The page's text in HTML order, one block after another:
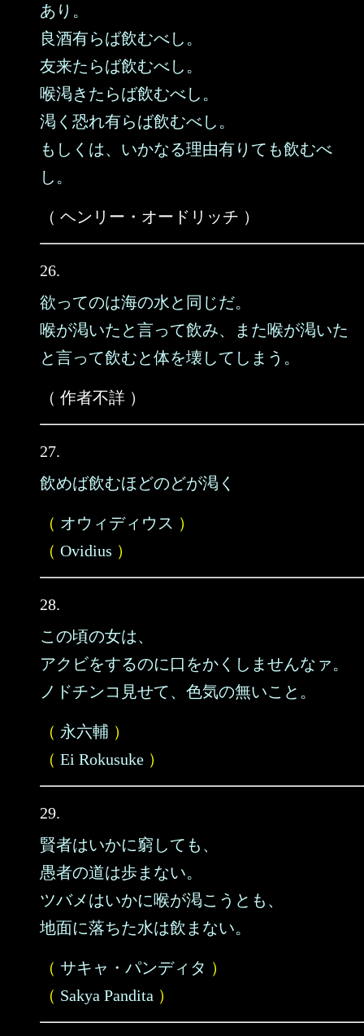
あり。
良酒有らば飲むべし。
友来たらば飲むべし。
喉渇きたらば飲むべし。
渇く恐れ有らば飲むべし。
もしくは、いかなる理由有りても飲むべ
し。
（ ヘンリー・オードリッチ ）
26.
欲ってのは海の水と同じだ。
喉が渇いたと言って飲み、また喉が渇いた
と言って飲むと体を壊してしまう。
（ 作者不詳 ）
27.
飲めば飲むほどのどが渇く
（ オウィディウス ）
（ Ovidius ）
28.
この頃の女は、
アクビをするのに口をかくしませんなァ。
ノドチンコ見せて、色気の無いこと。
（ 永六輔 ）
（ Ei Rokusuke ）
29.
賢者はいかに窮しても、
愚者の道は歩まない。
ツバメはいかに喉が渇こうとも、
地面に落ちた水は飲まない。
（ サキャ・パンディタ ）
（ Sakya Pandita ）